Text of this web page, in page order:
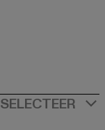
SELECTEER